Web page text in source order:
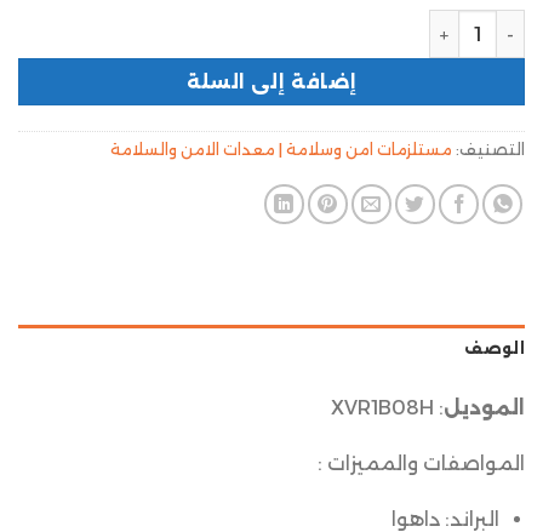
إضافة إلى السلة
التصنيف: مستلزمات امن وسلامة | معدات الامن والسلامة
الوصف
الموديل: XVR1B08H
المواصفات والمميزات :
البراند: داهوا